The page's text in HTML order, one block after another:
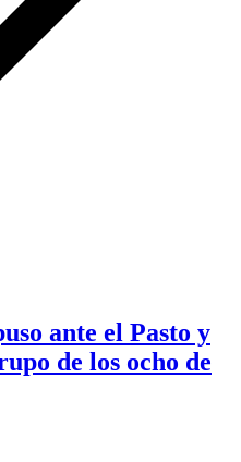
ante el Pasto y
de los ocho de